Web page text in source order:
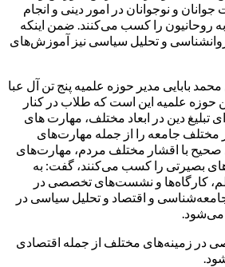
و نوجوانان در امور دینی و انجام
روحانیون را کسب می‌کنند. ضمن اینکه
و تحلیل سیاسی نیز آموزش‌های
بابایی مدیر حوزه علمیه پنج تن آل عبا
حوزه علمیه این است که طلاب در کنار
دین در ابعاد مختلف، مهارت های
مختلف جامعه را از جمله مهارت‌های
صحیح با اقشار مختلف مردم، مهارت‌های
بصیرتی را کسب می‌کنند، گفت: به
کارگاه‌ها و نشست‌های تخصصی در
و اقتصاد و تحلیل سیاسی در
می‌شود.
در زمینه‌های مختلف از جمله اقتصادی